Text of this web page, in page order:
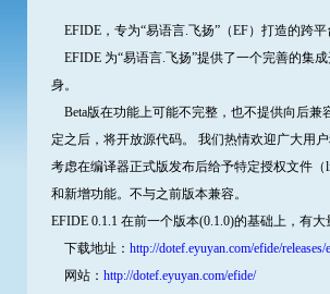
EFIDE，专为“易语言.飞扬”（EF）打造的跨
EFIDE 为“易语言.飞扬”提供了一个完善的集
身。
Beta版在功能上可能不完整，也不提供向后
定之后，将开放源代码。 我们热情欢迎广大用
考虑在编译器正式版发布后给予特定授权文件（
和新增功能。不与之前版本兼容。
EFIDE 0.1.1 在前一个版本(0.1.0)的基础上，有
下载地址： http://dotef.eyuyan.com/efide/
网站： http://dotef.eyuyan.com/efide/